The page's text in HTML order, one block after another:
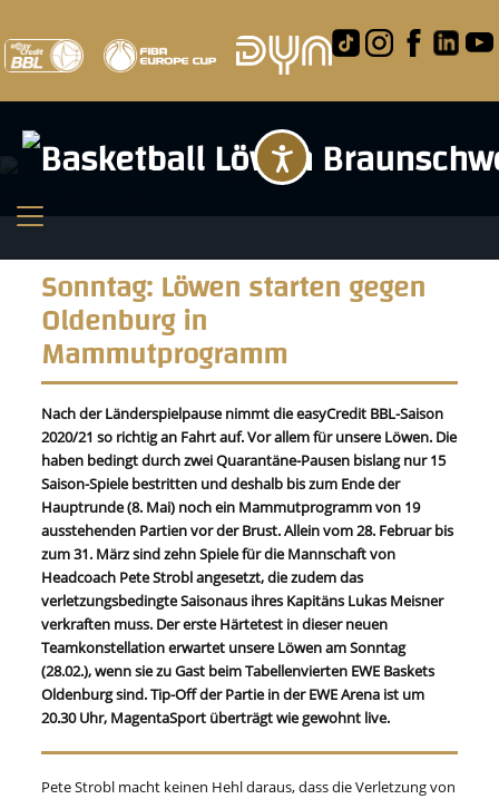
Sonntag: Löwen starten gegen
Oldenburg in
Mammutprogramm
Nach der Länderspielpause nimmt die easyCredit BBL-Saison
2020/21 so richtig an Fahrt auf. Vor allem für unsere Löwen. Die
haben bedingt durch zwei Quarantäne-Pausen bislang nur 15
Saison-Spiele bestritten und deshalb bis zum Ende der
Hauptrunde (8. Mai) noch ein Mammutprogramm von 19
ausstehenden Partien vor der Brust. Allein vom 28. Februar bis
zum 31. März sind zehn Spiele für die Mannschaft von
Headcoach Pete Strobl angesetzt, die zudem das
verletzungsbedingte Saisonaus ihres Kapitäns Lukas Meisner
verkraften muss. Der erste Härtetest in dieser neuen
Teamkonstellation erwartet unsere Löwen am Sonntag
(28.02.), wenn sie zu Gast beim Tabellenvierten EWE Baskets
Oldenburg sind. Tip-Off der Partie in der EWE Arena ist um
20.30 Uhr, MagentaSport überträgt wie gewohnt live.
Pete Strobl macht keinen Hehl daraus, dass die Verletzung von